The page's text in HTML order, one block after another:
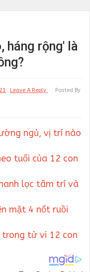
háng rộng' là
Leave A Reply Posted By
ngủ, vị trí nào
tuổi của 12 con
lọc tâm trí và
mặt 4 nốt ruồi
tử vi 12 con